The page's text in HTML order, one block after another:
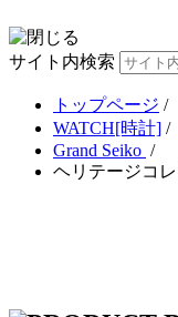
サイト内検索
トップページ /
WATCH[時計] /
Grand Seiko /
ヘリテージコ